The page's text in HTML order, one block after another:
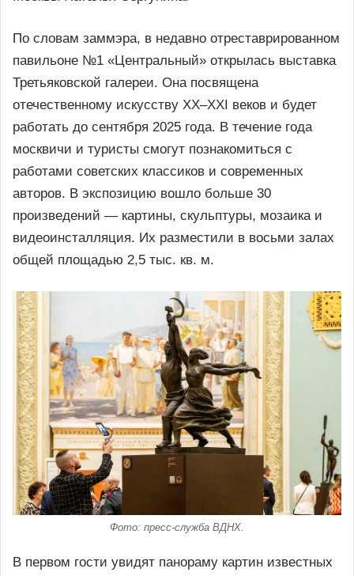
По словам заммэра, в недавно отреставрированном
павильоне №1 «Центральный» открылась выставка
Третьяковской галереи. Она посвящена
отечественному искусству XХ–XXI веков и будет
работать до сентября 2025 года. В течение года
москвичи и туристы смогут познакомиться с
работами советских классиков и современных
авторов. В экспозицию вошло больше 30
произведений — картины, скульптуры, мозаика и
видеоинсталляция. Их разместили в восьми залах
общей площадью 2,5 тыс. кв. м.
Фото: пресс-служба ВДНХ.
В первом гости увидят панораму картин известных